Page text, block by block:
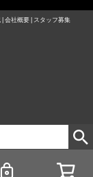
会社概要 スタッフ募集